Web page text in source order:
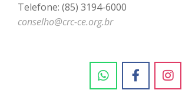
Telefone: (85) 3194-6000
conselho@crc-ce.org.br